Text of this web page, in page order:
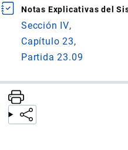
Notas Explicativas del
Sección IV
Capítulo 23
Partida 23.09